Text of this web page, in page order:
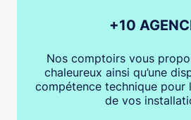
+10
Nos comptoirs vous
chaleureux ainsi qu’une
compétence technique
de vos